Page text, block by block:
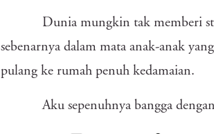
Dunia mungkin tak memberi
sebenarnya dalam mata anak-anak
pulang ke rumah penuh kedamaian.
Aku sepenuhnya bangga